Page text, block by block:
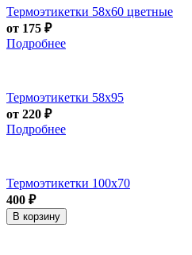
Термоэтикетки 58х60 цветные
от 175 ₽
Подробнее
Термоэтикетки 58х95
от 220 ₽
Подробнее
Термоэтикетки 100х70
400 ₽
В корзину